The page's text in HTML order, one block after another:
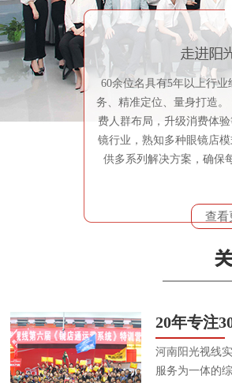
60余位名具有5年以上行
务、精准定位、量身打造
费人群布局，升级消费体
镜行业，熟知多种眼镜店
供多系列解决方案，确保
查看
20年专注
河南阳光视线
服务为一体的